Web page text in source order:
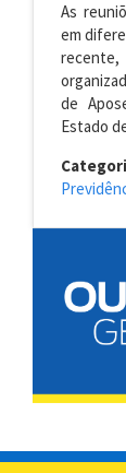
As
em
recente,
de
Estado